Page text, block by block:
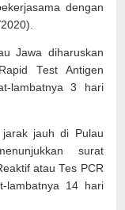
dengan
Jawa diharuskan
Test Antigen
lambatnya 3 hari
jauh di Pulau
surat
atau Tes PCR
lambatnya 14 hari